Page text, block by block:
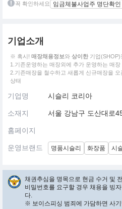
꼭 확인하세요 임금체불사업주 명단확인
기업소개
※ 혹시! 매장채용정보와 상이한 기업(SHOP)
1.기존운영하는 매장외에 추가 운영하는 매장
2.기존매장을 철수하고 새롭게 신규매장을
상태
기업명 시슬리 코리아
소재지 서울 강남구 도산대로
홈페이지
운영브랜드 명품시슬리 화장품 시
채권추심을 명목으로 현금 수거 및
비밀번호를 요구할 경우 채용을 빙
다.
※ 보이스피싱 범죄에 가담하면 사